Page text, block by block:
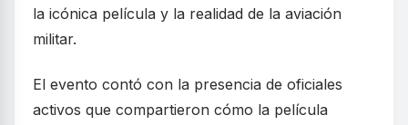
la icónica película y la realidad de la aviación
militar.
El evento contó con la presencia de oficiales
activos que compartieron cómo la película